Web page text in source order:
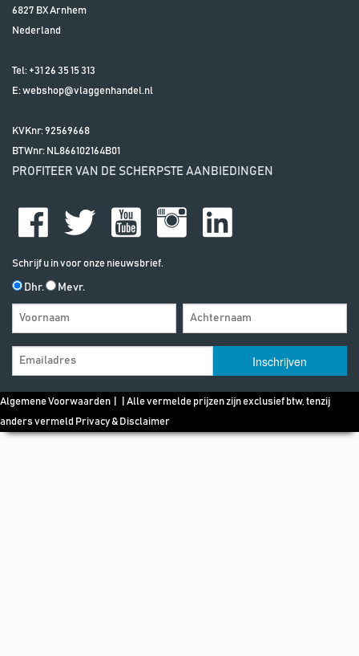
6827 BXArnhem
Nederland
Tel: +31 26 35 15 313
E:webshop@vlaggenhandel.nl
KVKnr: 92569668
BTWnr: NL866102164B01
PROFITEER VAN DE SCHERPSTE AANBIEDINGEN
Schrijf u in voor onze nieuwsbrief.
Dhr. Mevr.
Algemene Voorwaarden | | Alle vermelde prijzen zijn exclusief btw, tenzij
anders vermeld Privacy & Disclaimer